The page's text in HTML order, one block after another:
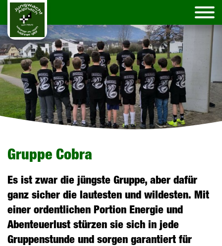
Gruppe Cobra
Es ist zwar die jüngste Gruppe, aber dafür
ganz sicher die lautesten und wildesten. Mit
einer ordentlichen Portion Energie und
Abenteuerlust stürzen sie sich in jede
Gruppenstunde und sorgen garantiert für